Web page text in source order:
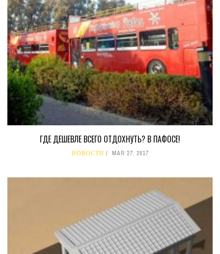
ГДЕ ДЕШЕВЛЕ ВСЕГО ОТДОХНУТЬ? В ПАФОСЕ!
НОВОСТИ MAR 27, 2017